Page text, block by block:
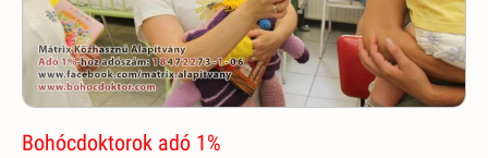
Bohócdoktorok adó 1%